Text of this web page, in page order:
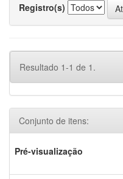
Registro(s)
Resultado 1-1 de 1.
Conjunto de itens:
Pré-visualização